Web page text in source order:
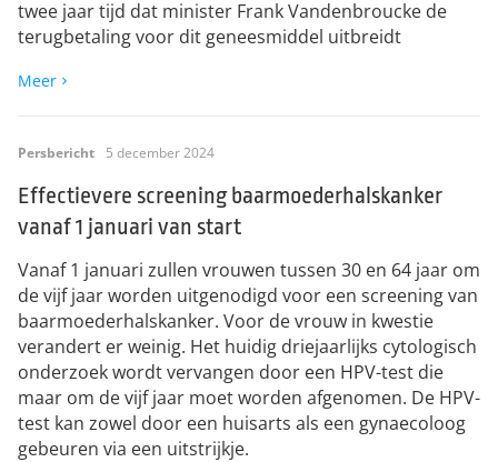
twee jaar tijd dat minister Frank Vandenbroucke de
terugbetaling voor dit geneesmiddel uitbreidt
Meer
Persbericht 5 december 2024
Effectievere screening baarmoederhalskanker
vanaf 1 januari van start
Vanaf 1 januari zullen vrouwen tussen 30 en 64 jaar om
de vijf jaar worden uitgenodigd voor een screening van
baarmoederhalskanker. Voor de vrouw in kwestie
verandert er weinig. Het huidig driejaarlijks cytologisch
onderzoek wordt vervangen door een HPV-test die
maar om de vijf jaar moet worden afgenomen. De HPV-
test kan zowel door een huisarts als een gynaecoloog
gebeuren via een uitstrijkje.